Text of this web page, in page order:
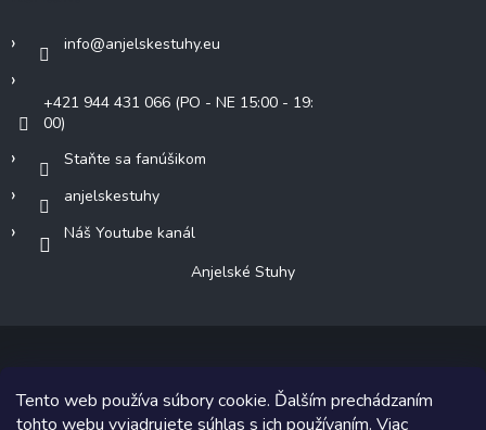
Tento web používa súbory cookie. Ďalším prechádzaním
tohto webu vyjadrujete súhlas s ich používaním. Viac
info@anjelskestuhy.eu
+421 944 431 066 (PO - NE 15:00 - 19:
00)
Staňte sa fanúšikom
anjelskestuhy
Náš Youtube kanál
Anjelské Stuhy
Copyright 2026Anjelské Stuhy. Všetky práva vyhradené.